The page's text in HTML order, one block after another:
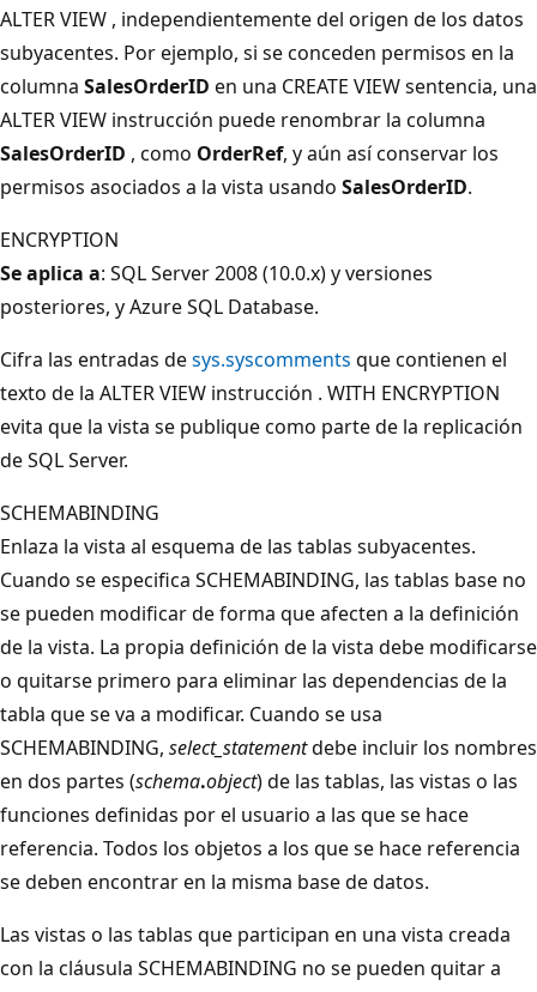
ALTER VIEW , independientemente del origen de los datos
subyacentes. Por ejemplo, si se conceden permisos en la
columna SalesOrderID en una CREATE VIEW sentencia, una
ALTER VIEW instrucción puede renombrar la columna
SalesOrderID , como OrderRef, y aún así conservar los
permisos asociados a la vista usando SalesOrderID.
ENCRYPTION
Se aplica a: SQL Server 2008 (10.0.x) y versiones
posteriores, y Azure SQL Database.
Cifra las entradas desys.syscomments que contienen el
texto de la ALTER VIEW instrucción . WITH ENCRYPTION
evita que la vista se publique como parte de la replicación
de SQL Server.
SCHEMABINDING
Enlaza la vista al esquema de las tablas subyacentes.
Cuando se especifica SCHEMABINDING, las tablas base no
se pueden modificar de forma que afecten a la definición
de la vista. La propia definición de la vista debe modificarse
o quitarse primero para eliminar las dependencias de la
tabla que se va a modificar. Cuando se usa
SCHEMABINDING, select_statementdebe incluir los nombres
en dos partes (schema.object) de las tablas, las vistas o las
funciones definidas por el usuario a las que se hace
referencia. Todos los objetos a los que se hace referencia
se deben encontrar en la misma base de datos.
Las vistas o las tablas que participan en una vista creada
con la cláusula SCHEMABINDING no se pueden quitar a